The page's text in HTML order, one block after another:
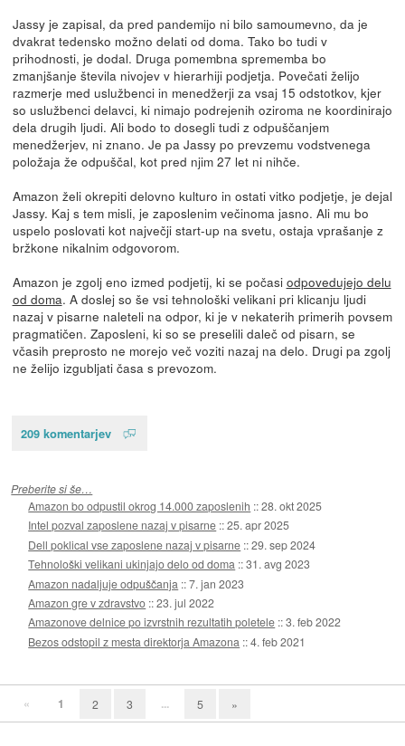
Jassy je zapisal, da pred pandemijo ni bilo samoumevno, da je
dvakrat tedensko možno delati od doma. Tako bo tudi v
prihodnosti, je dodal. Druga pomembna sprememba bo
zmanjšanje števila nivojev v hierarhiji podjetja. Povečati želijo
razmerje med uslužbenci in menedžerji za vsaj 15 odstotkov, kjer
so uslužbenci delavci, ki nimajo podrejenih oziroma ne koordinirajo
dela drugih ljudi. Ali bodo to dosegli tudi z odpuščanjem
menedžerjev, ni znano. Je pa Jassy po prevzemu vodstvenega
položaja že odpuščal, kot pred njim 27 let ni nihče.
Amazon želi okrepiti delovno kulturo in ostati vitko podjetje, je dejal
Jassy. Kaj s tem misli, je zaposlenim večinoma jasno. Ali mu bo
uspelo poslovati kot največji start-up na svetu, ostaja vprašanje z
bržkone nikalnim odgovorom.
Amazon je zgolj eno izmed podjetij, ki se počasi odpovedujejo delu
od doma. A doslej so še vsi tehnološki velikani pri klicanju ljudi
nazaj v pisarne naleteli na odpor, ki je v nekaterih primerih povsem
pragmatičen. Zaposleni, ki so se preselili daleč od pisarn, se
včasih preprosto ne morejo več voziti nazaj na delo. Drugi pa zgolj
ne želijo izgubljati časa s prevozom.
209 komentarjev
Preberite si še…
Amazon bo odpustil okrog 14.000 zaposlenih ::28. okt 2025
Intel pozval zaposlene nazaj v pisarne ::25. apr 2025
Dell poklical vse zaposlene nazaj v pisarne ::29. sep 2024
Tehnološki velikani ukinjajo delo od doma ::31. avg 2023
Amazon nadaljuje odpuščanja ::7. jan 2023
Amazon gre v zdravstvo ::23. jul 2022
Amazonove delnice po izvrstnih rezultatih poletele ::3. feb 2022
Bezos odstopil z mesta direktorja Amazona ::4. feb 2021
« 1 2 3 ... 5 »